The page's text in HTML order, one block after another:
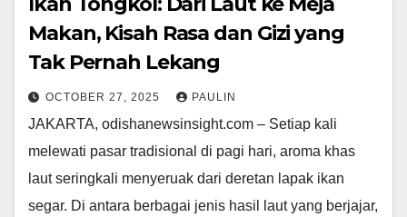
Makan, Kisah Rasa dan Gizi yang
Tak Pernah Lekang
OCTOBER 27, 2025 PAULIN
JAKARTA, odishanewsinsight.com – Setiap kali
melewati pasar tradisional di pagi hari, aroma khas
laut seringkali menyeruak dari deretan lapak ikan
segar. Di antara berbagai jenis hasil laut yang berjajar,